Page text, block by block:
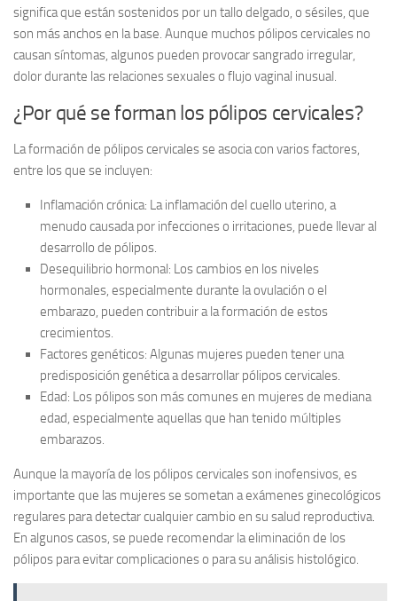
significa que están sostenidos por un tallo delgado, o sésiles, que
son más anchos en la base. Aunque muchos pólipos cervicales no
causan síntomas, algunos pueden provocarsangrado irregular,
dolor durante las relaciones sexualeso flujo vaginal inusual.
¿Por qué se forman los pólipos cervicales?
La formación de pólipos cervicales se asocia con varios factores,
entre los que se incluyen:
Inflamación crónica: La inflamación del cuello uterino, a
menudo causada por infecciones o irritaciones, puede llevar al
desarrollo de pólipos.
Desequilibrio hormonal: Los cambios en los niveles
hormonales, especialmente durante la ovulación o el
embarazo, pueden contribuir a la formación de estos
crecimientos.
Factores genéticos: Algunas mujeres pueden tener una
predisposición genética a desarrollar pólipos cervicales.
Edad: Los pólipos son más comunes en mujeres de mediana
edad, especialmente aquellas que han tenido múltiples
embarazos.
Aunque la mayoría de los pólipos cervicales son inofensivos, es
importante que las mujeres se sometan a exámenes ginecológicos
regulares para detectar cualquier cambio en su salud reproductiva.
En algunos casos, se puede recomendar la eliminación de los
pólipos para evitar complicaciones o para su análisis histológico.